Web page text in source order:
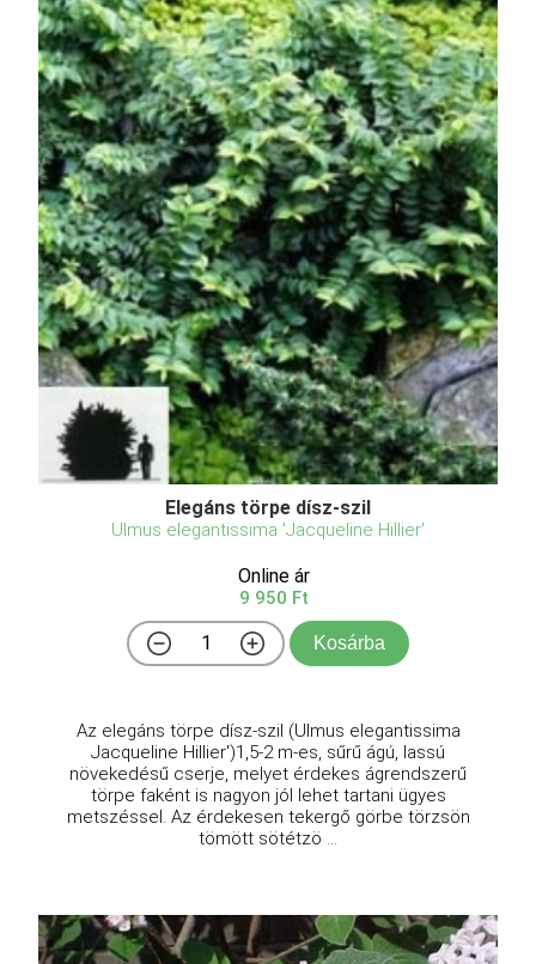
Elegáns törpe dísz-szil
Ulmus elegantissima 'Jacqueline Hillier'
Online ár
9 950 Ft
Kosárba
Az elegáns törpe dísz-szil (Ulmus elegantissima
Jacqueline Hillier')1,5-2 m-es, sűrű ágú, lassú
növekedésű cserje, melyet érdekes ágrendszerű
törpe faként is nagyon jól lehet tartani ügyes
metszéssel. Az érdekesen tekergő görbe törzsön
tömött sötétzö ...